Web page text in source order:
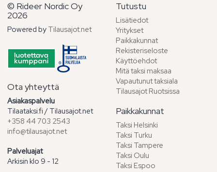
© Rideer Nordic Oy
2026
Powered by Tilausajot.net
Ota yhteyttä
Asiakaspalvelu
Tilaataksi.fi / Tilausajot.net
+358 44 703 2543
info@tilausajot.net
Palveluajat
Arkisin klo 9 - 12
Tutustu
Lisätiedot
Yritykset
Paikkakunnat
Rekisteriseloste
Käyttöehdot
Mitä taksi maksaa
Vapautunut taksiala
Tilausajot Ruotsissa
Paikkakunnat
Taksi Helsinki
Taksi Turku
Taksi Tampere
Taksi Oulu
Taksi Espoo